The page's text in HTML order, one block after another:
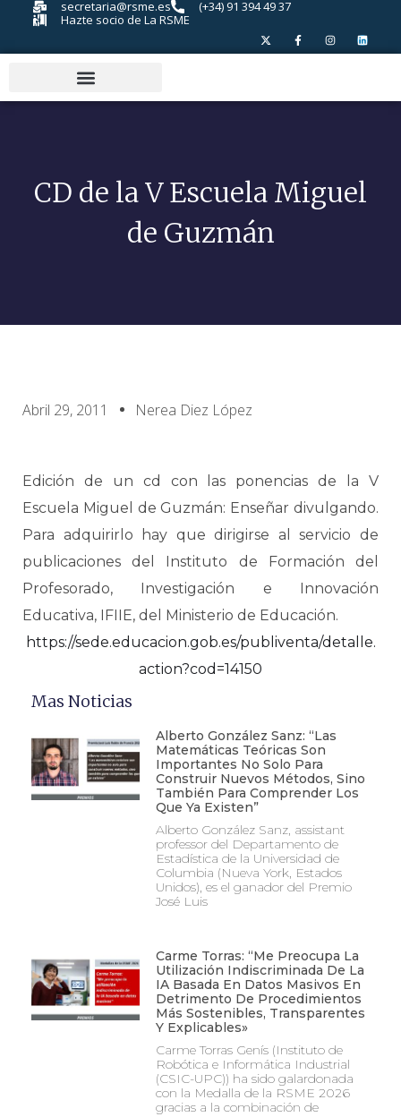
secretaria@rsme.es
(+34) 91 394 49 37
Hazte socio de La RSME
CD de la V Escuela Miguel
de Guzmán
Abril 29, 2011 Nerea Diez López
Edición de un cd con las ponencias de la V
Escuela Miguel de Guzmán: Enseñar divulgando.
Para adquirirlo hay que dirigirse al servicio de
publicaciones del Instituto de Formación del
Profesorado, Investigación e Innovación
Educativa, IFIIE, del Ministerio de Educación.
https://sede.educacion.gob.es/publiventa/detalle.
action?cod=14150
Mas Noticias
Alberto González Sanz: “Las
Matemáticas Teóricas Son
Importantes No Solo Para
Construir Nuevos Métodos, Sino
También Para Comprender Los
Que Ya Existen”
Alberto González Sanz, assistant
professor del Departamento de
Estadística de la Universidad de
Columbia (Nueva York, Estados
Unidos), es el ganador del Premio
José Luis
Carme Torras: “Me Preocupa La
Utilización Indiscriminada De La
IA Basada En Datos Masivos En
Detrimento De Procedimientos
Más Sostenibles, Transparentes
Y Explicables»
Carme Torras Genís (Instituto de
Robótica e Informática Industrial
(CSIC-UPC)) ha sido galardonada
con la Medalla de la RSME 2026
gracias a la combinación de